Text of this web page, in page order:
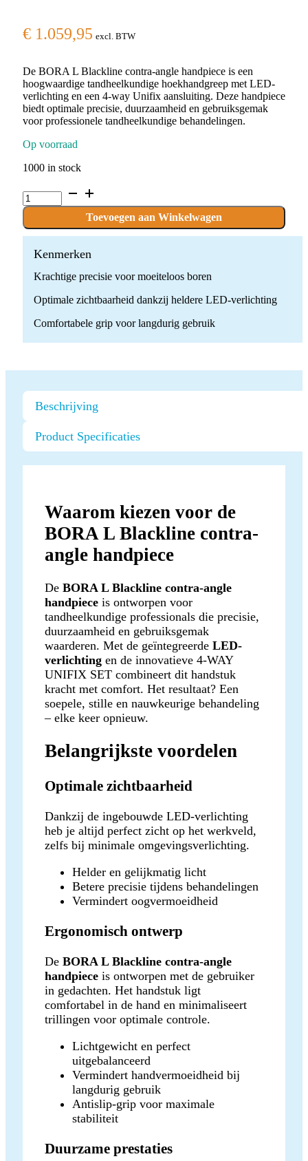
€ 1.059,95 excl. BTW
De BORA L Blackline contra-angle handpiece is een
hoogwaardige tandheelkundige hoekhandgreep met LED-
verlichting en een 4-way Unifix aansluiting. Deze handpiece
biedt optimale precisie, duurzaamheid en gebruiksgemak
voor professionele tandheelkundige behandelingen.
Op voorraad
1000 in stock
BORA
L
contra-
angle
handpiece
Toevoegen aan Winkelwagen
Kenmerken
Krachtige precisie voor moeiteloos boren
Optimale zichtbaarheid dankzij heldere LED-verlichting
Comfortabele grip voor langdurig gebruik
Beschrijving
Product Specificaties
Waarom kiezen voor de
BORA L Blackline contra-
angle handpiece
De BORA L Blackline contra-angle
handpiece is ontworpen voor
tandheelkundige professionals die precisie,
duurzaamheid en gebruiksgemak
waarderen. Met de geïntegreerde LED-
verlichting en de innovatieve 4-WAY
UNIFIX SET combineert dit handstuk
kracht met comfort. Het resultaat? Een
soepele, stille en nauwkeurige behandeling
– elke keer opnieuw.
Belangrijkste voordelen
Optimale zichtbaarheid
Dankzij de ingebouwde LED-verlichting
heb je altijd perfect zicht op het werkveld,
zelfs bij minimale omgevingsverlichting.
Helder en gelijkmatig licht
Betere precisie tijdens behandelingen
Vermindert oogvermoeidheid
Ergonomisch ontwerp
De BORA L Blackline contra-angle
handpiece is ontworpen met de gebruiker
in gedachten. Het handstuk ligt
comfortabel in de hand en minimaliseert
trillingen voor optimale controle.
Lichtgewicht en perfect
uitgebalanceerd
Vermindert handvermoeidheid bij
langdurig gebruik
Antislip-grip voor maximale
stabiliteit
Duurzame prestaties